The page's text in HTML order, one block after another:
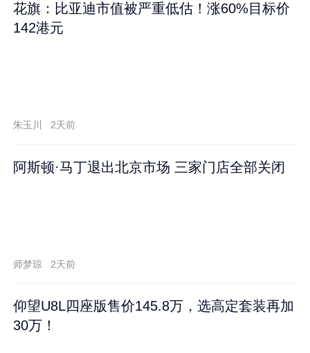
花旗：比亚迪市值被严重低估！涨60%目标价
142港元
朱玉川 2天前
阿斯顿·马丁退出北京市场 三家门店全部关闭
师梦琼 2天前
仰望U8L四座版售价145.8万，选高定套装再加
30万！